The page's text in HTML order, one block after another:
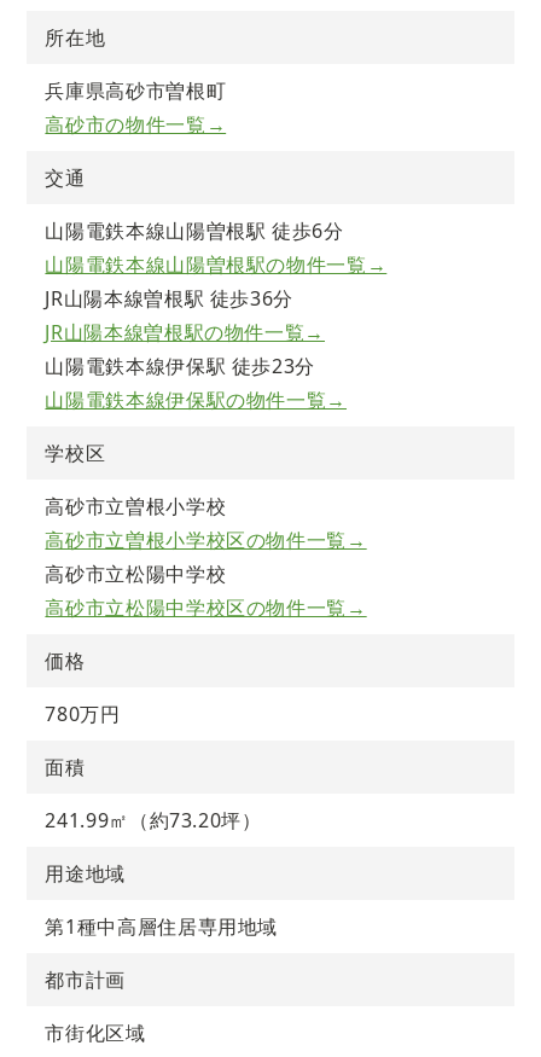
所在地
兵庫県高砂市曽根町
高砂市の物件一覧→
交通
山陽電鉄本線山陽曽根駅 徒歩6分
山陽電鉄本線山陽曽根駅の物件一覧→
JR山陽本線曽根駅 徒歩36分
JR山陽本線曽根駅の物件一覧→
山陽電鉄本線伊保駅 徒歩23分
山陽電鉄本線伊保駅の物件一覧→
学校区
高砂市立曽根小学校
高砂市立曽根小学校区の物件一覧→
高砂市立松陽中学校
高砂市立松陽中学校区の物件一覧→
価格
780万円
面積
241.99㎡（約73.20坪）
用途地域
第1種中高層住居専用地域
都市計画
市街化区域